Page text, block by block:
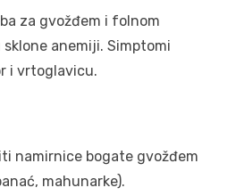
za gvožđem i folnom
anemiji. Simptomi
i vrtoglavicu.
namirnice bogate gvožđem
mahunarke).